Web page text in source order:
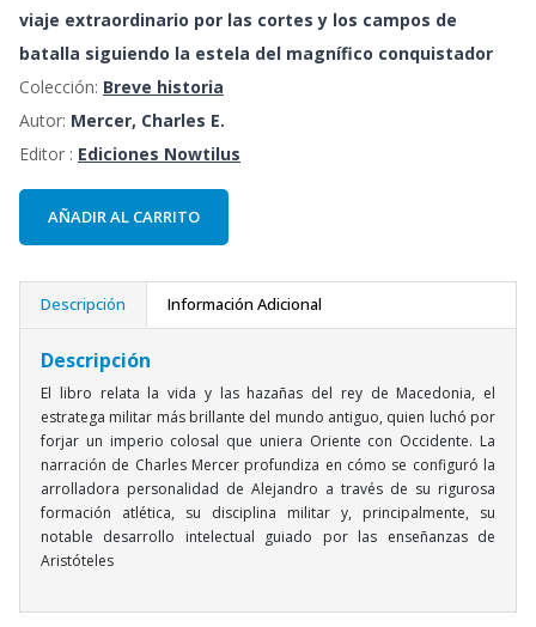
viaje extraordinario por las cortes y los campos de
batalla siguiendo la estela del magnífico conquistador
Colección: Breve historia
Autor: Mercer, Charles E.
Editor : Ediciones Nowtilus
AÑADIR AL CARRITO
Descripción Información Adicional
Descripción
El libro relata la vida y las hazañas del rey de Macedonia, el
estratega militar más brillante del mundo antiguo, quien luchó por
forjar un imperio colosal que uniera Oriente con Occidente. La
narración de Charles Mercer profundiza en cómo se configuró la
arrolladora personalidad de Alejandro a través de su rigurosa
formación atlética, su disciplina militar y, principalmente, su
notable desarrollo intelectual guiado por las enseñanzas de
Aristóteles